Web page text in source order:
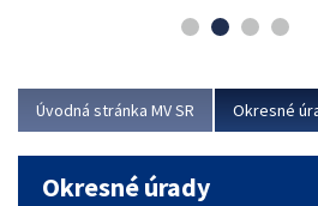
asociácie poisťovní (SLASPO) a
Viac
Úvodná stránka MV SR Okresné
Okresné úrady